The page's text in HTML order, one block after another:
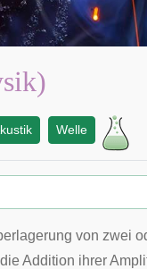
Welle
von zwei
Addition ihrer